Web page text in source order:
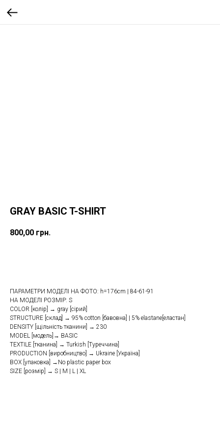
GRAY BASIC T-SHIRT
800,00 грн.
ПАРАМЕТРИ МОДЕЛІ НА ФОТО: h=176cm | 84-61-91
НА МОДЕЛІ РОЗМІР: S
COLOR [колір] → gray [сірий]
STRUCTURE [склад] → 95% cotton [бавовна] | 5% elastane[еластан]
DENSITY [щільність тканини] → 230
MODEL [модель]→ BASIC
TEXTILE [тканина] → Turkish [Туреччина]
PRODUCTION [виробництво] → Ukraine [Україна]
BOX [упаковка] →No plastic paper box
SIZE [розмір] → S | M | L | XL